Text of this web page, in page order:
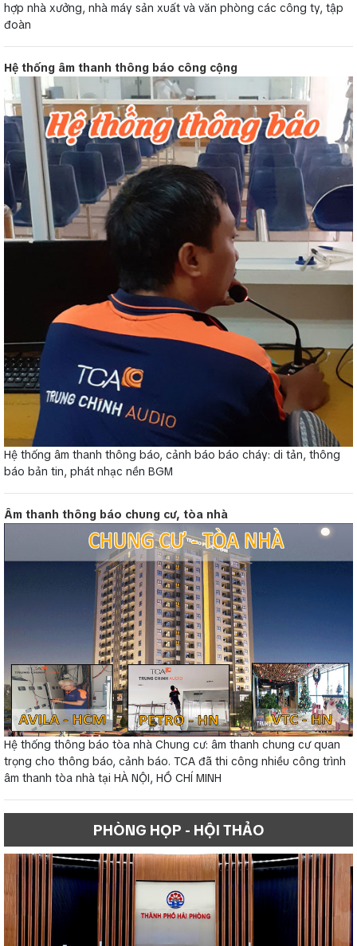
hợp nhà xưởng, nhà máy sản xuất và văn phòng các công ty, tập
đoàn
Hệ thống âm thanh thông báo công cộng
Hệ thống âm thanh thông báo, cảnh báo báo cháy: di tản, thông
báo bản tin, phát nhạc nền BGM
Âm thanh thông báo chung cư, tòa nhà
Hệ thống thông báo tòa nhà Chung cư: âm thanh chung cư quan
trọng cho thông báo, cảnh báo. TCA đã thi công nhiều công trình
âm thanh tòa nhà tại HÀ NỘI, HỒ CHÍ MINH
PHÒNG HỌP - HỘI THẢO